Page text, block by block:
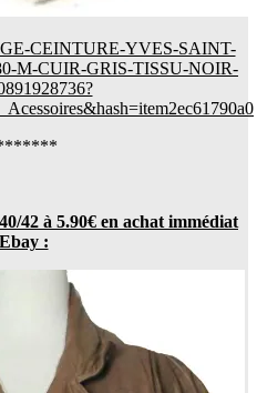
CEINTURE-YVES-SAINT-
M-CUIR-GRIS-TISSU-NOIR-
42 à 5.90€ en achat immédiat
: